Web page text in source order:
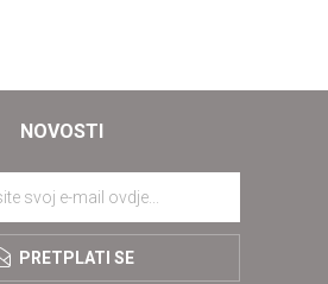
NOVOSTI
PRETPLATI SE